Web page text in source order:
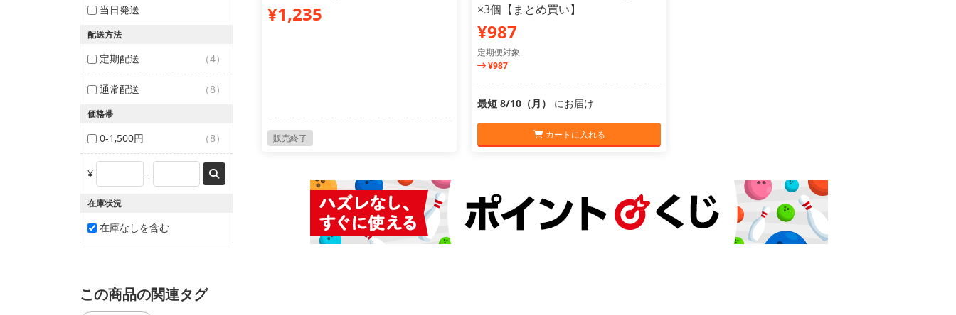
当日発送
配送方法
定期配送 （4）
通常配送 （8）
価格帯
0-1,500円 （8）
¥ -
在庫状況
在庫なしを含む
¥1,235
販売終了
×3個【まとめ買い】
¥987
定期便対象
¥987
最短 8/10（月） にお届け
カートに入れる
この商品の関連タグ